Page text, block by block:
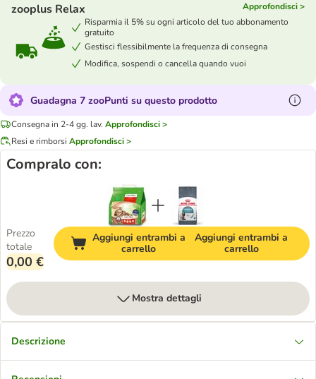
zooplus Relax
Approfondisci >
Risparmia il 5% su ogni articolo del tuo abbonamento
gratuito
Gestisci flessibilmente la frequenza di consegna
Modifica, sospendi o cancella quando vuoi
Guadagna 7 zooPunti su questo prodotto
Consegna in 2-4 gg. lav. Approfondisci >
Resi e rimborsi Approfondisci >
Compralo con:
Prezzo
totale
0,00 €
Aggiungi entrambi a
carrello
Aggiungi entrambi a
carrello
Mostra dettagli
Descrizione